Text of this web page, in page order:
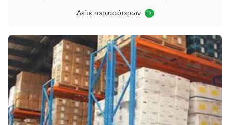
Δείτε περισσότερων